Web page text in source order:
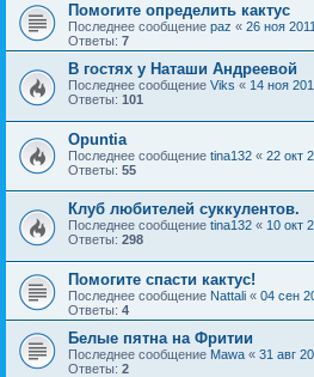
Помогите определить кактус
Последнее сообщение paz « 26 ноя
Ответы: 7
В гостях у Наташи Андреевой
Последнее сообщение Viks « 14 ноя
Ответы: 101
Opuntia
Последнее сообщение tina132 « 22 окт
Ответы: 55
Клуб любителей суккулентов.
Последнее сообщение tina132 « 10 окт
Ответы: 298
Помогите спасти кактус!
Последнее сообщение Nattali « 04 сен
Ответы: 4
Белые пятна на Фритии
Последнее сообщение Mawa « 31 авг
Ответы: 2